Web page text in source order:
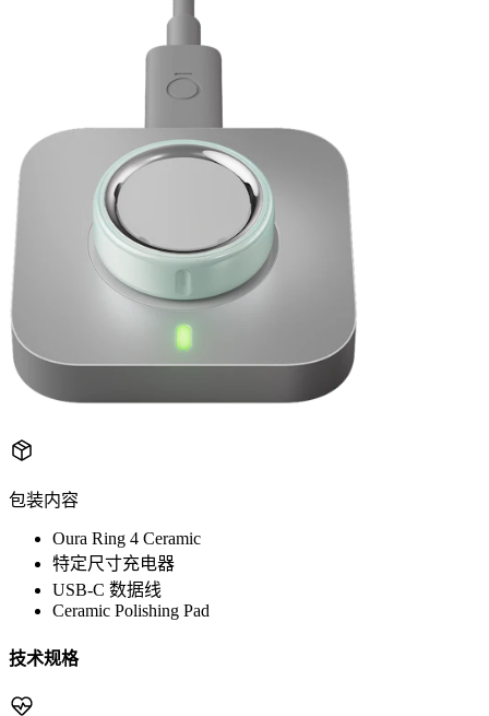
包装内容
Oura Ring 4 Ceramic
特定尺寸充电器
USB-C 数据线
Ceramic Polishing Pad
技术规格